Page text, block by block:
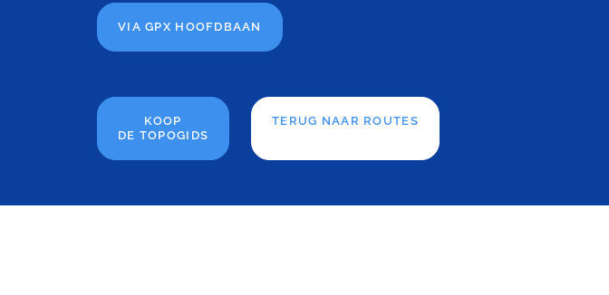
VIA GPX HOOFDBAAN
KOOP
DE TOPOGIDS
TERUG NAAR ROUTES